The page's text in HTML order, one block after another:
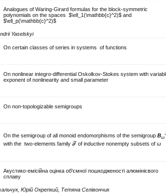
Analogues of Waring-Girard formulas for the block-symmetric
polynomials on the spaces $\ell_1(\mathbb{c}^2)$ and
$\ell_p(\mathbb{c}^2)$
Yaselskyi
On certain classes of series in systems of functions
On nonlinear integro-differential Oskolkov-Stokes system with
exponent of nonlinearity and small parameter
On non-topologizable semigroups
On the semigroup of all monoid endomorphisms of the semigroup Bω
with the two-elements family ℱ of inductive nonempty subsets of ω
Акустико-емісійна оцінка об'ємної пошкодженості алюмінієвого
сплаву
Юрій Окрепкий, Тетяна Селівончик